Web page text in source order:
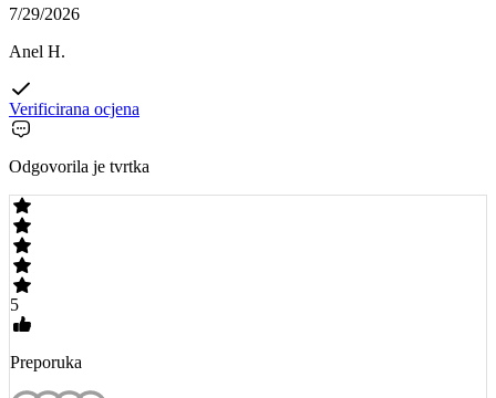
7/29/2026
Anel H.
Verificirana ocjena
Odgovorila je tvrtka
5
Preporuka